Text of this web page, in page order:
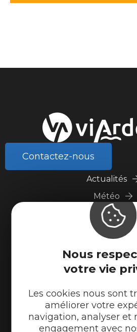
Nous
votre vie
Les cookies nous sont
améliorer votre
navigation, analyser et
engagement avec
Contactez-nous
Actualités
Météo
Marque Accueil
Espace presse
Partenaires